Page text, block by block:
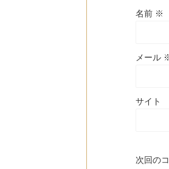
名前 ※
メール
サイト
次回の